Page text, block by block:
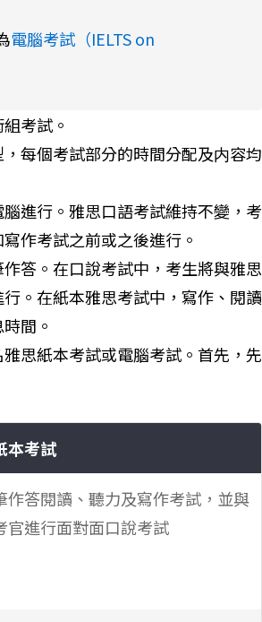
電腦考試（IELTS on
考試。
每個考試部分的時間分配及内容均
進行。雅思口語考試維持不變，考
作考試之前或之後進行。
答。在口說考試中，考生將與雅思
。在紙本雅思考試中，寫作、閱讀
間。
思紙本考試或電腦考試。首先，先
本考試
作答閱讀、聽力及寫作考試，並與
官進行面對面口說考試